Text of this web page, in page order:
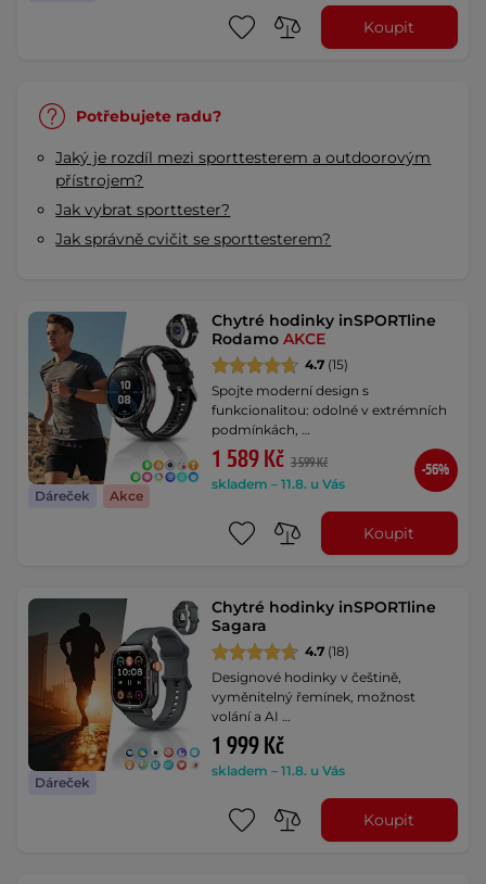
Koupit
Potřebujete radu?
Jaký je rozdíl mezi sporttesterem a outdoorovým
přístrojem?
Jak vybrat sporttester?
Jak správně cvičit se sporttesterem?
Dáreček Akce
Chytré hodinky inSPORTline
RodamoAKCE
4.7 (15)
Spojte moderní design s
funkcionalitou: odolné v extrémních
podmínkách, …
1 589 Kč 3 599 Kč
skladem – 11.8. u Vás
-56%
Koupit
Dáreček
Chytré hodinky inSPORTline
Sagara
4.7 (18)
Designové hodinky v češtině,
vyměnitelný řemínek, možnost
volání a AI …
1 999 Kč
skladem – 11.8. u Vás
Koupit